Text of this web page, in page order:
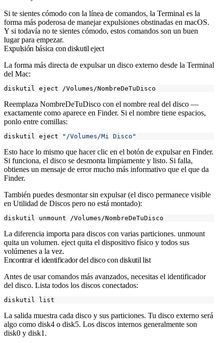
Si te sientes cómodo con la línea de comandos, la Terminal es la
forma más poderosa de manejar expulsiones obstinadas en macOS.
Y si todavía no te sientes cómodo, estos comandos son un buen
lugar para empezar.
Expulsión básica con diskutil eject
La forma más directa de expulsar un disco externo desde la Terminal
del Mac:
Reemplaza NombreDeTuDisco con el nombre real del disco —
exactamente como aparece en Finder. Si el nombre tiene espacios,
ponlo entre comillas:
diskutil eject "/Volumes/Mi Disco"
Esto hace lo mismo que hacer clic en el botón de expulsar en Finder.
Si funciona, el disco se desmonta limpiamente y listo. Si falla,
obtienes un mensaje de error mucho más informativo que el que da
Finder.
También puedes desmontar sin expulsar (el disco permanece visible
en Utilidad de Discos pero no está montado):
La diferencia importa para discos con varias particiones. unmount
quita un volumen. eject quita el dispositivo físico y todos sus
volúmenes a la vez.
Encontrar el identificador del disco con diskutil list
Antes de usar comandos más avanzados, necesitas el identificador
del disco. Lista todos los discos conectados:
La salida muestra cada disco y sus particiones. Tu disco externo será
algo como disk4 o disk5. Los discos internos generalmente son
disk0 y disk1 .